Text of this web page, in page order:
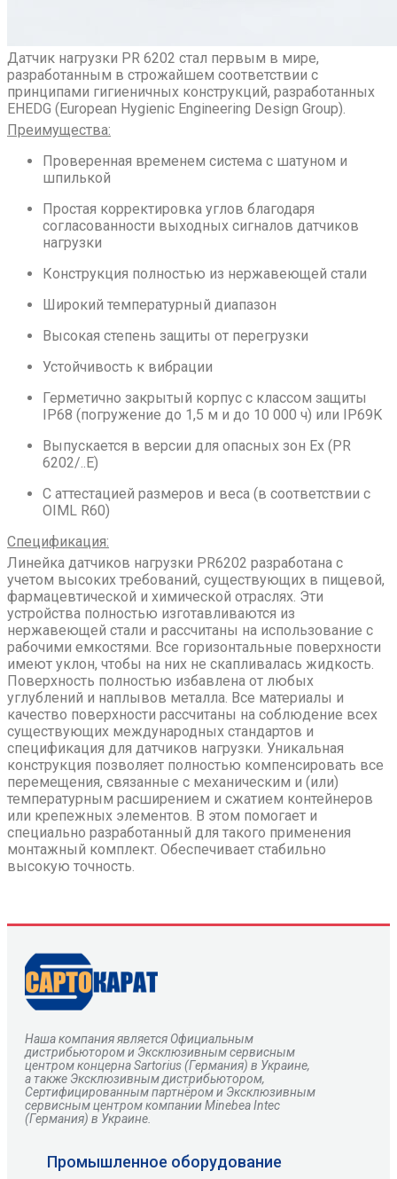
Датчик нагрузки PR 6202 стал первым в мире,
разработанным в строжайшем соответствии с
принципами гигиеничных конструкций, разработанных
EHEDG (European Hygienic Engineering Design Group).
Преимущества:
Проверенная временем система с шатуном и
шпилькой
Простая корректировка углов благодаря
согласованности выходных сигналов датчиков
нагрузки
Конструкция полностью из нержавеющей стали
Широкий температурный диапазон
Высокая степень защиты от перегрузки
Устойчивость к вибрации
Герметично закрытый корпус с классом защиты
IP68 (погружение до 1,5 м и до 10 000 ч) или IP69K
Выпускается в версии для опасных зон Ex (PR
6202/..E)
С аттестацией размеров и веса (в соответствии с
OIML R60)
Спецификация:
Линейка датчиков нагрузки PR6202 разработана с
учетом высоких требований, существующих в пищевой,
фармацевтической и химической отраслях. Эти
устройства полностью изготавливаются из
нержавеющей стали и рассчитаны на использование с
рабочими емкостями. Все горизонтальные поверхности
имеют уклон, чтобы на них не скапливалась жидкость.
Поверхность полностью избавлена от любых
углублений и наплывов металла. Все материалы и
качество поверхности рассчитаны на соблюдение всех
существующих международных стандартов и
спецификация для датчиков нагрузки. Уникальная
конструкция позволяет полностью компенсировать все
перемещения, связанные с механическим и (или)
температурным расширением и сжатием контейнеров
или крепежных элементов. В этом помогает и
специально разработанный для такого применения
монтажный комплект. Обеспечивает стабильно
высокую точность.
Наша компания является Официальным
дистрибьютором и Эксклюзивным сервисным
центромконцернаSartorius(Германия) в Украине,
а также Эксклюзивным дистрибьютором,
Сертифицированным партнёром и Эксклюзивным
сервисным центром компании Minebea Intec
(Германия) в Украине.
Промышленное оборудование